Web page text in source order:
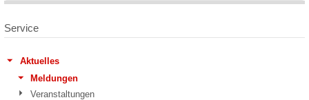
Service
Aktuelles
Meldungen
Veranstaltungen